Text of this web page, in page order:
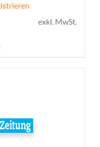
exkl. MwSt.